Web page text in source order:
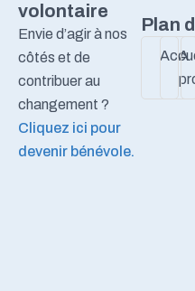
volontaire
Envie d’agir à nos
côtés et de
contribuer au
changement ?
Cliquez ici pour
devenir bénévole.
Plan
A